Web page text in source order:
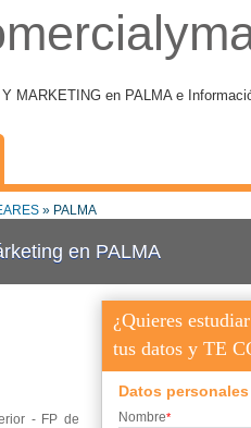
MARKETING en PALMA e
» PALMA
en PALMA
¿Quieres
tus datos y TE
Datos personales
Nombre*
- FP de